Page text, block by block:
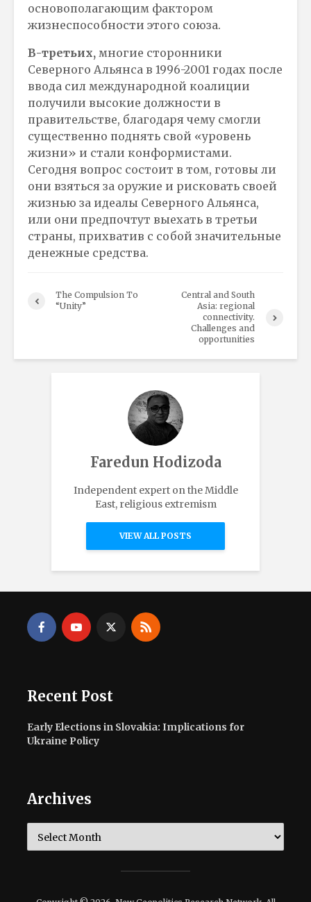
основополагающим фактором
жизнеспособности этого союза.
В-третьих, многие сторонники
Северного Альянса в 1996-2001 годах после
ввода сил международной коалиции
получили высокие должности в
правительстве, благодаря чему смогли
существенно поднять свой «уровень
жизни» и стали конформистами.
Сегодня вопрос состоит в том, готовы ли
они взяться за оружие и рисковать своей
жизнью за идеалы Северного Альянса,
или они предпочтут выехать в третьи
страны, прихватив с собой значительные
денежные средства.
The Compulsion To
“Unity”
Central and South
Asia: regional
connectivity.
Challenges and
opportunities
Faredun Hodizoda
Independent expert on the Middle
East, religious extremism
VIEW ALL POSTS
Recent Post
Early Elections in Slovakia: Implications for
Ukraine Policy
Archives